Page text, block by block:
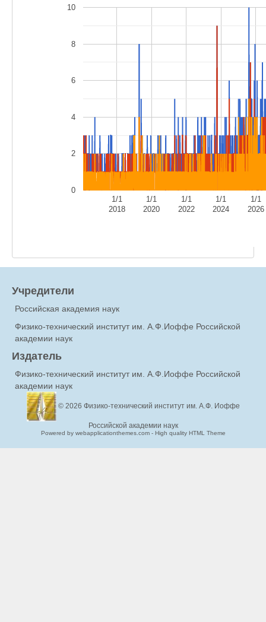
1/1
2018
1/1
2020
1/1
2022
1/1
2024
1/1
2026
0
2
4
6
8
10
Учредители
Российская академия наук
Физико-технический институт им. А.Ф.Иоффе Российской
академии наук
Издатель
Физико-технический институт им. А.Ф.Иоффе Российской
академии наук
© 2026 Физико-технический институт им. А.Ф. Иоффе
Российской академии наук
Powered by webapplicationthemes.com - High quality HTML Theme